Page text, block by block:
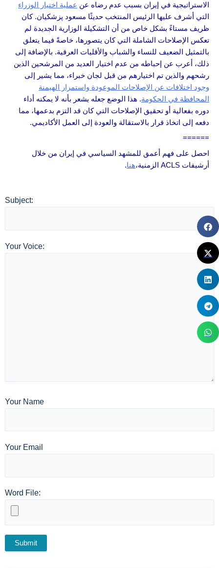
الاستراتيجية في إيران بسبب عدم رضاه عن عملية اختيار الوزراء
التي أشرف عليها الرئيس المنتخب حديثًا مسعود پزشكيان. كان
ظريف مستاءً بشكل خاص من أن التشكيلة الوزارية الجديدة لم
تعكس الإصلاحات الشاملة التي كان يتصورها، خاصةً فيما يتعلق
بالتمثيل الضعيف للنساء والشباب والأقليات العرقية. بالإضافة إلى
ذلك، أعرب عن إحباطه من عدم اختيار العديد من المرشحين الذين
رشحهم والذين تم اختيارهم من قبل لجان خبراء، مما يشير إلى
وجود اختلافات عن الإصلاحات الموعودة واستمرار الهيمنة
المحافظة في الحكومة. هذا الوضع جعله يشعر بأنه لا يمكنه أداء
دوره بفعالية أو تحقيق الإصلاحات التي كان قد التزم بدعمها، مما
دفعه إلى اتخاذ قرار بالاستقالة والعودة إلى العمل الأكاديمي.
======
احصل على فهم أعمق للمشهد السياسي في إيران من خلال
أرشيفات ACLS الزمنية،
هنا.
Subject:
Your Voice:
Your Name
Your Email
Word File: